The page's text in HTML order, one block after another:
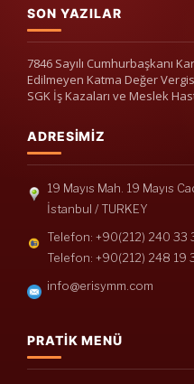
SON YAZILAR
7846 Sayılı Cumhurbaşkanı
Edilmeyen Katma Değer
SGK İş Kazaları ve Meslek
ADRESIMIZ
19 Mayıs Mah. 19 Mayıs
İstanbul / TURKEY
Telefon: +90(212) 240 33
Telefon: +90(212) 248 19
info@erisymm.com
PRATIK MENÜ